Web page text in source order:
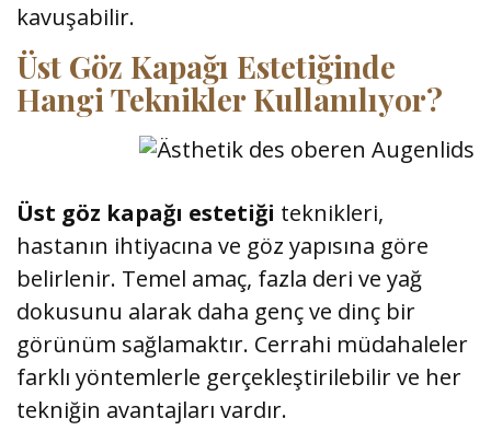
kavuşabilir.
Üst Göz Kapağı Estetiğinde
Hangi Teknikler Kullanılıyor?
Üst göz kapağı estetiği teknikleri,
hastanın ihtiyacına ve göz yapısına göre
belirlenir. Temel amaç, fazla deri ve yağ
dokusunu alarak daha genç ve dinç bir
görünüm sağlamaktır. Cerrahi müdahaleler
farklı yöntemlerle gerçekleştirilebilir ve her
tekniğin avantajları vardır.